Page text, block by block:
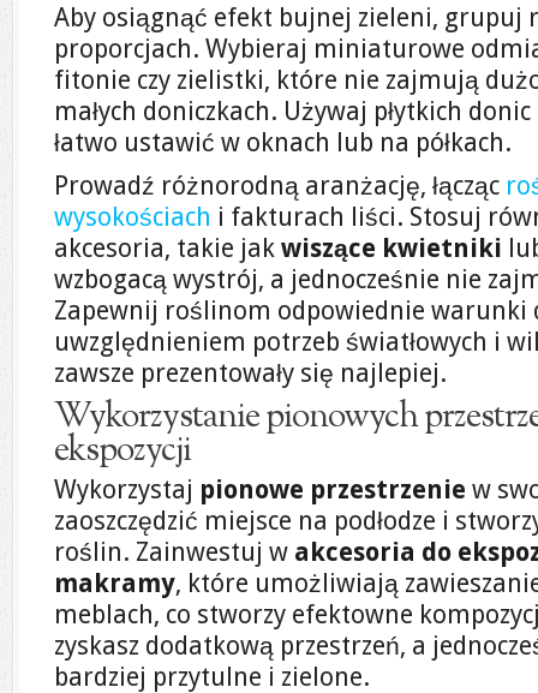
Aby osiągnąć efekt bujnej zieleni, grupuj
proporcjach. Wybieraj miniaturowe
fitonie czy zielistki, które nie zajmują
małych doniczkach. Używaj płytkich
łatwo ustawić w oknach lub na półkach.
Prowadź różnorodną aranżację, łącząc
wysokościach i fakturach liści. Stosuj
akcesoria, takie jak wiszące kwietniki
wzbogacą wystrój, a jednocześnie nie
Zapewnij roślinom odpowiednie warunki
uwzględnieniem potrzeb światłowych i
zawsze prezentowały się najlepiej.
Wykorzystanie pionowych
ekspozycji
Wykorzystaj pionowe przestrzenie w
zaoszczędzić miejsce na podłodze i
roślin. Zainwestuj w akcesoria do
makramy, które umożliwiają
meblach, co stworzy efektowne
zyskasz dodatkową przestrzeń, a
bardziej przytulne i zielone.